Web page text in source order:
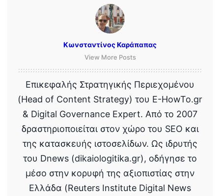
Κωνσταντίνος Καράπαπας
View More Posts
Επικεφαλής Στρατηγικής Περιεχομένου
(Head of Content Strategy) του E-HowTo.gr
& Digital Governance Expert. Από το 2007
δραστηριοποιείται στον χώρο του SEO και
της κατασκευής ιστοσελίδων. Ως ιδρυτής
του Dnews (dikaiologitika.gr), οδήγησε το
μέσο στην κορυφή της αξιοπιστίας στην
Ελλάδα (Reuters Institute Digital News